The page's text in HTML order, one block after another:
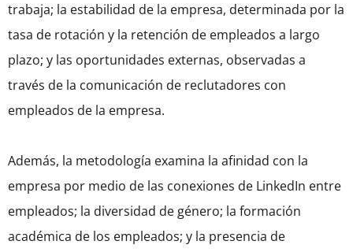
trabaja; la estabilidad de la empresa, determinada por la
tasa de rotación y la retención de empleados a largo
plazo; y las oportunidades externas, observadas a
través de la comunicación de reclutadores con
empleados de la empresa.
Además, la metodología examina la afinidad con la
empresa por medio de las conexiones de LinkedIn entre
empleados; la diversidad de género; la formación
académica de los empleados; y la presencia de